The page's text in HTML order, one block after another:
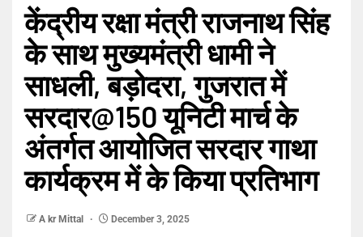
केंद्रीय रक्षा मंत्री राजनाथ सिंह
के साथ मुख्यमंत्री धामी ने
साधली, बड़ोदरा, गुजरात में
सरदार@150 यूनिटी मार्च के
अंतर्गत आयोजित सरदार गाथा
कार्यक्रम में के किया प्रतिभाग
A kr Mittal December 3, 2025